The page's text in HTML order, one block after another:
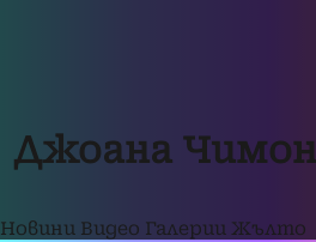
Джоана
Новини Видео Галерии Жълто